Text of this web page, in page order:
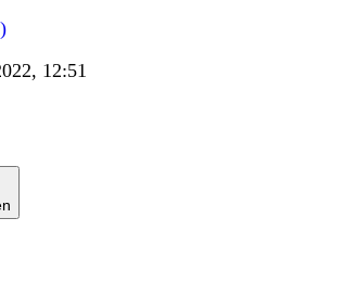
12:51